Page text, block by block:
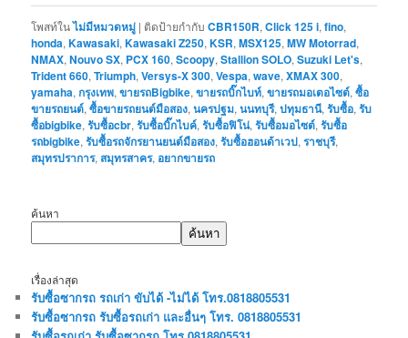
โพสท์ในไม่มีหมวดหมู่ | ติดป้ายกำกับ CBR150R,Click 125 i,fino,
honda,Kawasaki,Kawasaki Z250,KSR,MSX125,MW Motorrad,
NMAX,Nouvo SX, PCX 160,Scoopy,Stallion SOLO,Suzuki Let's,
Trident 660,Triumph,Versys-X 300,Vespa,wave,XMAX 300,
yamaha,กรุงเทพ,ขายรถBigbike,ขายรถบิ๊กไบท์,ขายรถมอเตอไซต์,ซื้อ
ขายรถยนต์,ซื้อขายรถยนต์มือสอง,นครปฐม,นนทบุรี,ปทุมธานี,รับซื้อ,รับ
ซื้อbigbike,รับซื้อcbr,รับซื้อบิ๊กไบค์,รับซื้อฟิโน่,รับซื้อมอไซต์,รับซื้อ
รถbigbike,รับซื้อรถจักรยานยนต์มือสอง,รับซื้อฮอนด้าเวป,ราชบุรี,
สมุทรปราการ, สมุทรสาคร, อยากขายรถ
ค้นหา
ค้นหา
เรื่องล่าสุด
รับซื้อซากรถ รถเก่า ขับได้ -ไม่ได้ โทร.0818805531
รับซื้อซากรถ รับซื้อรถเก่า และอื่นๆ โทร. 0818805531